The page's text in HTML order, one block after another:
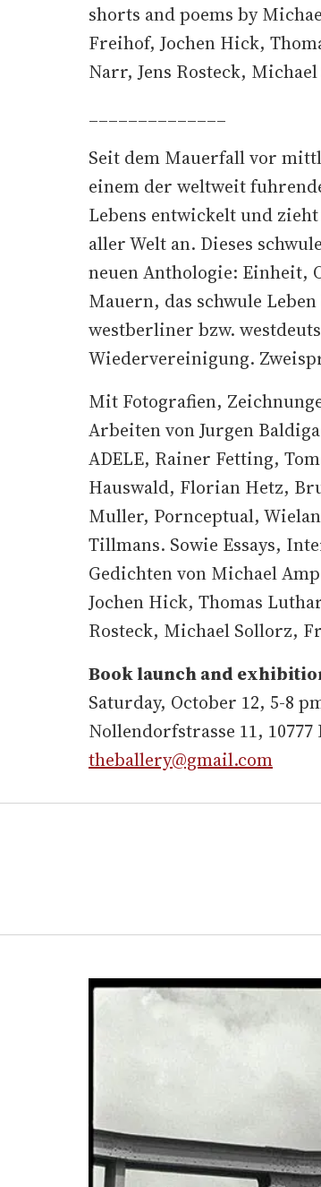
shorts and poems by
Freihof, Jochen Hick,
Narr, Jens Rosteck,
______________
Seit dem Mauerfall vor
einem der weltweit
Lebens entwickelt und
aller Welt an. Dieses
neuen Anthologie: Einheit,
Mauern, das schwule
westberliner bzw.
Wiedervereinigung.
Mit Fotografien,
Arbeiten von Jurgen
ADELE, Rainer Fetting,
Hauswald, Florian Hetz,
Muller, Pornceptual,
Tillmans. Sowie Essays,
Gedichten von Michael
Jochen Hick, Thomas
Rosteck, Michael Sollorz,
Book launch and
Saturday, October 12, 5-8
Nollendorfstrasse 11,
theballery@gmail.com